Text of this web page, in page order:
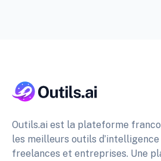
Outils.ai est la plateforme
les meilleurs outils
freelances et entreprises. Une